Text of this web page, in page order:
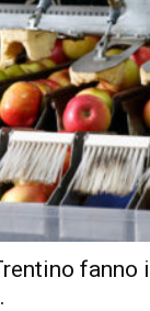
fanno